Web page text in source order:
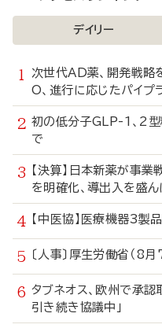
デイリー
次世代AD薬、開発戦
O、進行に応じたパイプ
初の低分子GLP-1、2
で
【決算】日本新薬が
を明確化、導出入を盛ん
【中医協】医療機器3
〔人事〕厚生労働省（
タブネオス、欧州で承
引き続き協議中」